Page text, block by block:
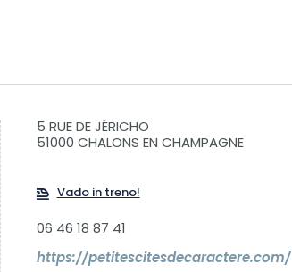
5 RUE DE JÉRICHO
51000 CHALONS EN CHAMPAGNE
Vado in treno!
06 46 18 87 41
https://petitescitesdecaractere.com/